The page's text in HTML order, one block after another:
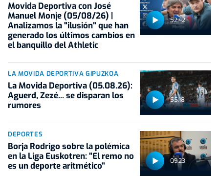
52:42
Movida Deportiva con José
Manuel Monje (05/08/26) |
Analizamos la "ilusión" que han
generado los últimos cambios en
el banquillo del Athletic
55:18
LA MOVIDA DEPORTIVA GIPUZKOA
La Movida Deportiva (05.08.26):
Aguerd, Zezé... se disparan los
rumores
09:23
DEPORTES
Borja Rodrigo sobre la polémica
en la Liga Euskotren: "El remo no
es un deporte aritmético"